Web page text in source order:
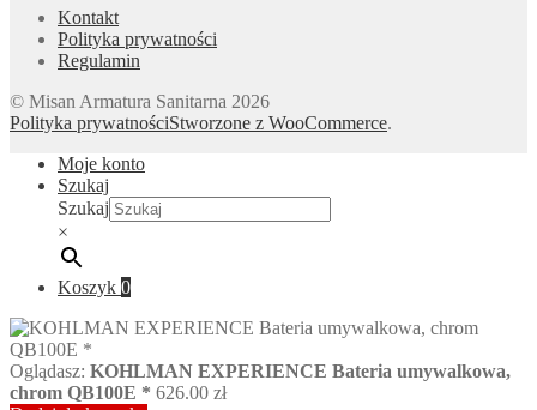
Kontakt
Polityka prywatności
Regulamin
© Misan Armatura Sanitarna 2026
Polityka prywatnościStworzone z WooCommerce.
Moje konto
Szukaj
Szukaj
×
Koszyk 0
Oglądasz: KOHLMAN EXPERIENCE Bateria umywalkowa,
chrom QB100E * 626.00 zł